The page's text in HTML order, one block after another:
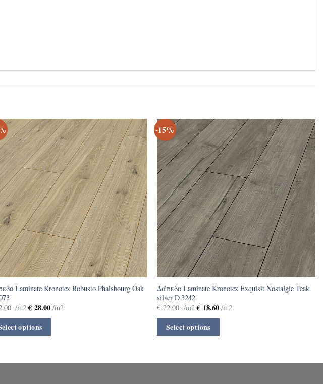
Laminate Kronotex Robusto Phalsbourg Oak
/m2 € 28.00 /m2
options
-15%
Δάπεδο Laminate Kronotex Exquisit Nostalgie Teak
silver D 3242
€22.00 /m2 €18.60/m2
Select options